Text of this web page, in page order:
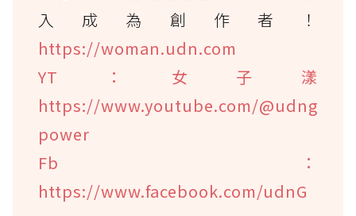
入成為創作者！
https://woman.udn.com
YT：女子漾
https://www.youtube.com/@udng
power
Fb：
https://www.facebook.com/udnG